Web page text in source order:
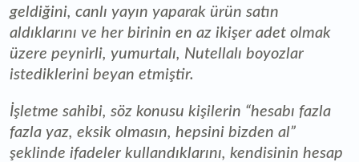
geldiğini, canlı yayın yaparak ürün satın
aldıklarını ve her birinin en az ikişer adet olmak
üzere peynirli, yumurtalı, Nutellalı boyozlar
istediklerini beyan etmiştir.
İşletme sahibi, söz konusu kişilerin “hesabı fazla
fazla yaz, eksik olmasın, hepsini bizden al”
şeklinde ifadeler kullandıklarını, kendisinin hesap